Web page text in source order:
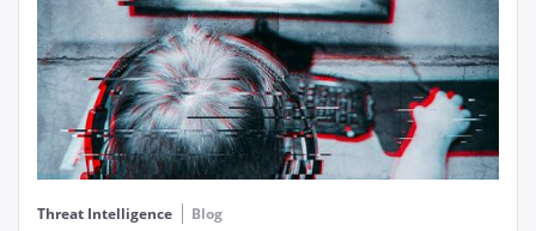
Threat Intelligence Blog